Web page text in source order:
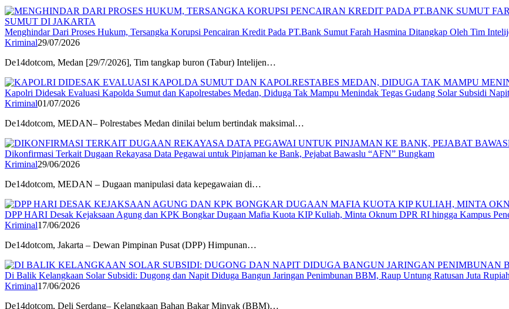
Menghindar Dari Proses Hukum, Tersangka Korupsi Pencairan Kredit Pada PT.Bank Sumut Farah Hasmina Ditangkap Oleh Tim
Kriminal29/07/2026
De14dotcom, Medan [29/7/2026], Tim tangkap buron (Tabur) Intelijen…
Kapolri Didesak Evaluasi Kapolda Sumut dan Kapolrestabes Medan, Diduga Tak Mampu Menindak Tegas Gudang Solar Subsidi
Kriminal01/07/2026
De14dotcom, MEDAN– Polrestabes Medan dinilai belum bertindak maksimal…
Dikonfirmasi Terkait Dugaan Rekayasa Data Pegawai untuk Pinjaman ke Bank, Pejabat Bawaslu “AFN” Bungkam
Kriminal29/06/2026
De14dotcom, MEDAN – Dugaan manipulasi data kepegawaian di…
DPP HARI Desak Kejaksaan Agung dan KPK Bongkar Dugaan Mafia Kuota KIP Kuliah, Minta Oknum DPR RI hingga Kampus
Kriminal17/06/2026
De14dotcom, Jakarta – Dewan Pimpinan Pusat (DPP) Himpunan…
Di Balik Kelangkaan Solar Subsidi: Dugong dan Napit Diduga Bangun Jaringan Penimbunan BBM, Raup Untung Ratusan Juta
Kriminal17/06/2026
De14dotcom, Deli Serdang– Kelangkaan Bahan Bakar Minyak (BBM)…